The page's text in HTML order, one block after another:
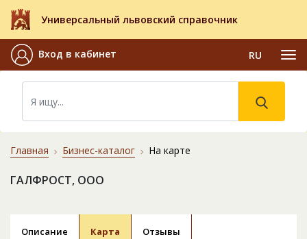
Универсальный львовский справочник
Вход в кабинет RU
Главная Бизнес-каталог На карте
ГАЛФРОСТ, ООО
Описание Карта Отзывы